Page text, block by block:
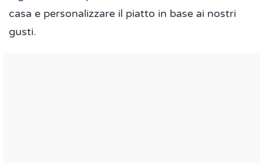
casa e personalizzare il piatto in base ai nostri
gusti.